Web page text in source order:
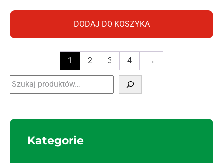
Szukaj
Kategorie
DODAJ DO KOSZYKA
1 2 3 4 →